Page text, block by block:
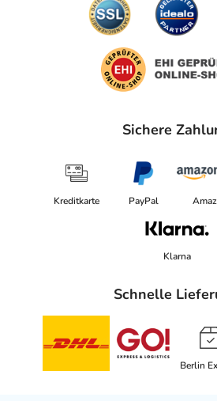
Sichere
Kreditkarte PayPal
Klarna
Schnelle
Berlin